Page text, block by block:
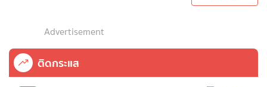
Advertisement
ติดกระแส